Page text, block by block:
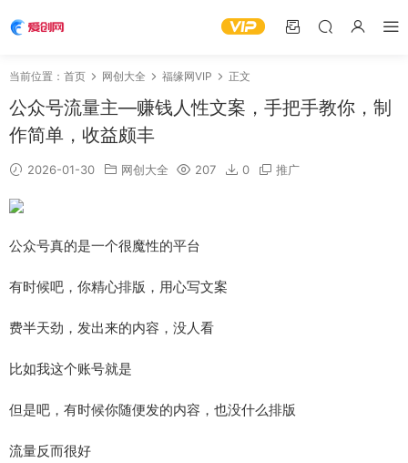
当前位置： 首页 网创大全 福缘网VIP 正文
公众号流量主—赚钱人性文案，手把手教你，制
作简单，收益颇丰
2026-01-30 网创大全 207 0 推广
公众号真的是一个很魔性的平台
有时候吧，你精心排版，用心写文案
费半天劲，发出来的内容，没人看
比如我这个账号就是
但是吧，有时候你随便发的内容，也没什么排版
流量反而很好